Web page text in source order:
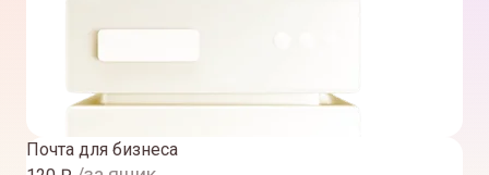
Почта для бизнеса